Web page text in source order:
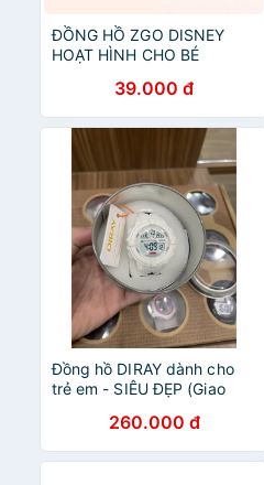
ĐỒNG HỒ ZGO DISNEY
HOẠT HÌNH CHO BÉ
39.000 đ
Đồng hồ DIRAY dành cho
trẻ em - SIÊU ĐẸP (Giao
260.000 đ